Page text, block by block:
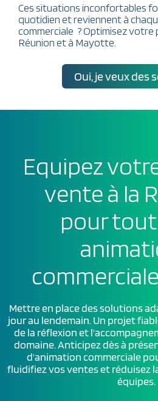
Ces situations inconfortables
quotidien et reviennent à
commerciale ? Optimisez votre
Réunion et à Mayotte.
Oui, je veux des
Equipez
vente à la
pour
Mettre en place des solutions
jour au lendemain. Un projet
de la réflexion et
domaine. Anticipez dès à
d'animation commerciale
fluidifiez vos ventes et réduisez
équipes.